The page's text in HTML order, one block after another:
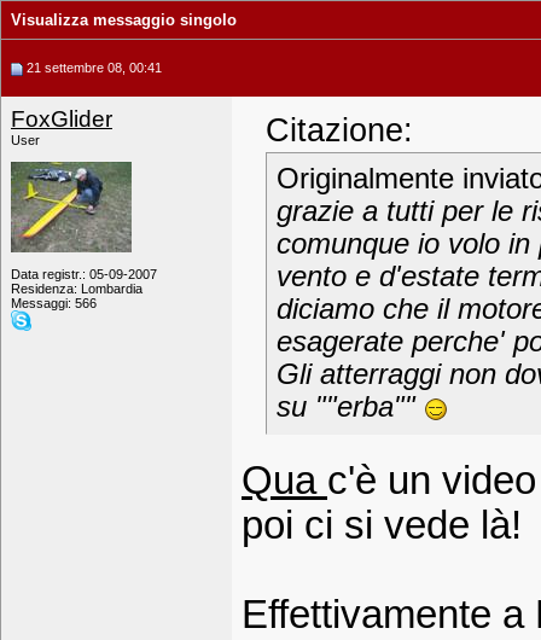
Visualizza messaggio singolo
21 settembre 08, 00:41
FoxGlider
User
Data registr.: 05-09-2007
Residenza: Lombardia
Messaggi: 566
Citazione:
Originalmente
grazie a tutti per le
comunque io volo
vento e d'estate
diciamo che il
esagerate perche'
Gli atterraggi non
su ""erba""
Qua c'è un
poi ci si vede là!
Effettivamente a